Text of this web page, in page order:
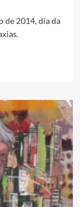
de 2014, dia da